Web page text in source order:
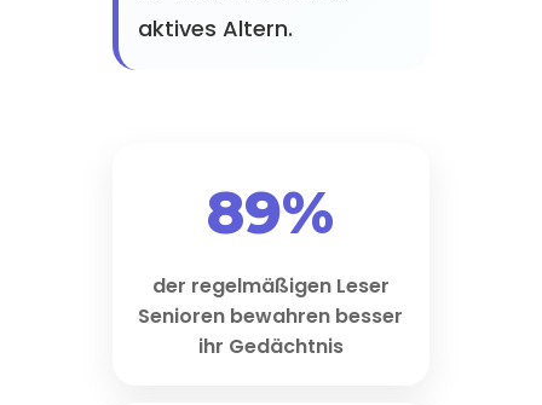
aktives Altern.
89%
der regelmäßigen Leser
Senioren bewahren besser
ihr Gedächtnis